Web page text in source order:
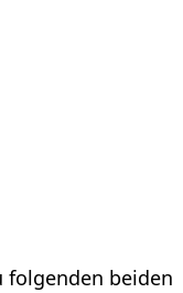
folgenden beiden